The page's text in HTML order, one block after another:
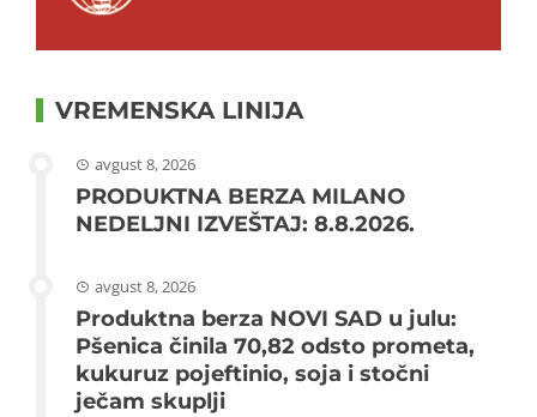
VREMENSKA LINIJA
avgust 8, 2026
PRODUKTNA BERZA MILANO
NEDELJNI IZVEŠTAJ: 8.8.2026.
avgust 8, 2026
Produktna berza NOVI SAD u julu:
Pšenica činila 70,82 odsto prometa,
kukuruz pojeftinio, soja i stočni
ječam skuplji